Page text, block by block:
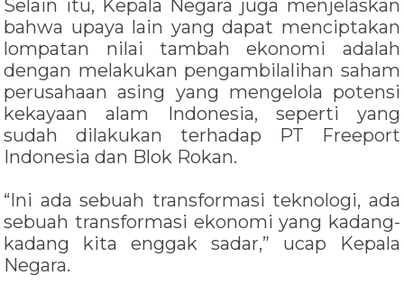
Selain itu, Kepala Negara juga menjelaskan
bahwa upaya lain yang dapat menciptakan
lompatan nilai tambah ekonomi adalah
dengan melakukan pengambilalihan saham
perusahaan asing yang mengelola potensi
kekayaan alam Indonesia, seperti yang
sudah dilakukan terhadap PT Freeport
Indonesia dan Blok Rokan.
“Ini ada sebuah transformasi teknologi, ada
sebuah transformasi ekonomi yang kadang-
kadang kita enggak sadar,” ucap Kepala
Negara.